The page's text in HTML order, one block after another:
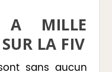
A MILLE
LA FIV
sans aucun